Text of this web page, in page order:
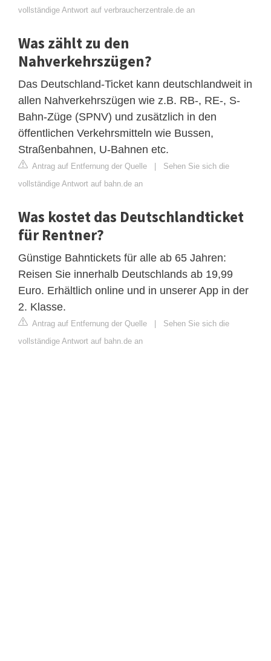
vollständige Antwort auf verbraucherzentrale.de an
Was zählt zu den
Nahverkehrszügen?
Das Deutschland-Ticket kann deutschlandweit in
allen Nahverkehrszügen wie z.B. RB-, RE-, S-
Bahn-Züge (SPNV) und zusätzlich in den
öffentlichen Verkehrsmitteln wie Bussen,
Straßenbahnen, U-Bahnen etc.
Antrag auf Entfernung der Quelle | Sehen Sie sich die
vollständige Antwort auf bahn.de an
Was kostet das Deutschlandticket
für Rentner?
Günstige Bahntickets für alle ab 65 Jahren:
Reisen Sie innerhalb Deutschlands ab 19,99
Euro. Erhältlich online und in unserer App in der
2. Klasse.
Antrag auf Entfernung der Quelle | Sehen Sie sich die
vollständige Antwort auf bahn.de an